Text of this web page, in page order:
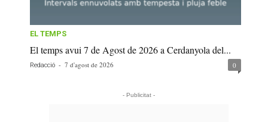
EL TEMPS
El temps avui 7 de Agost de 2026 a Cerdanyola del...
Redacció - 7 d'agost de 2026 0
- Publicitat -